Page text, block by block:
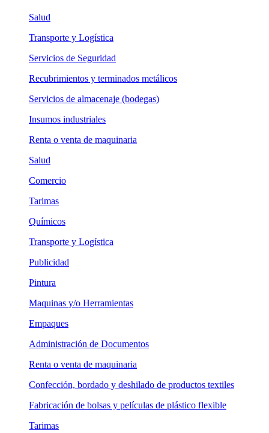
Salud
Transporte y Logística
Servicios de Seguridad
Recubrimientos y terminados metálicos
Servicios de almacenaje (bodegas)
Insumos industriales
Renta o venta de maquinaria
Salud
Comercio
Tarimas
Químicos
Transporte y Logística
Publicidad
Pintura
Maquinas y/o Herramientas
Empaques
Administración de Documentos
Renta o venta de maquinaria
Confección, bordado y deshilado de productos textiles
Fabricación de bolsas y películas de plástico flexible
Tarimas